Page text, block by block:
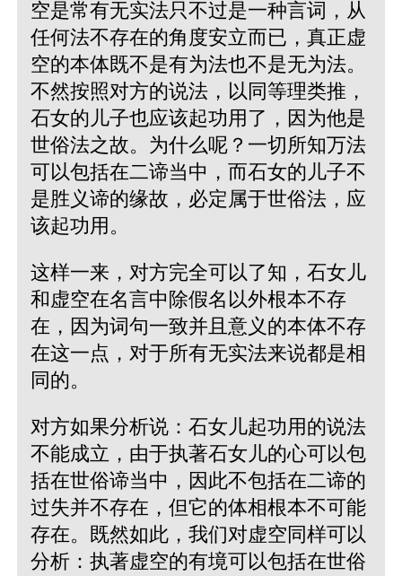
空是常有无实法只不过是一种言词，从
任何法不存在的角度安立而已，真正虚
空的本体既不是有为法也不是无为法。
不然按照对方的说法，以同等理类推，
石女的儿子也应该起功用了，因为他是
世俗法之故。为什么呢？一切所知万法
可以包括在二谛当中，而石女的儿子不
是胜义谛的缘故，必定属于世俗法，应
该起功用。
这样一来，对方完全可以了知，石女儿
和虚空在名言中除假名以外根本不存
在，因为词句一致并且意义的本体不存
在这一点，对于所有无实法来说都是相
同的。
对方如果分析说：石女儿起功用的说法
不能成立，由于执著石女儿的心可以包
括在世俗谛当中，因此不包括在二谛的
过失并不存在，但它的体相根本不可能
存在。既然如此，我们对虚空同样可以
分析：执著虚空的有境可以包括在世俗